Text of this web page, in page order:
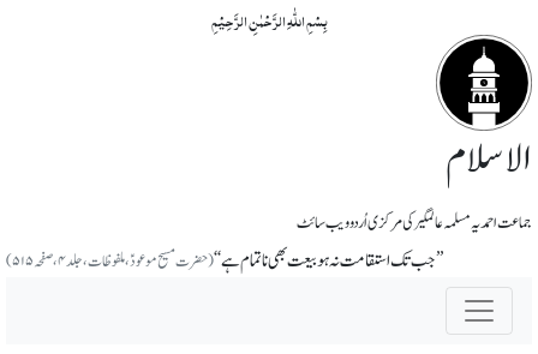
بِسۡمِ اللّٰہِ الرَّحۡمٰنِ الرَّحِیۡمِ
الاسلام
جماعت احمدیہ مسلمہ عالمگیر کی مرکزی اُردو ویب سائٹ
’’جب تک استقامت نہ ہو بیعت بھی ناتمام ہے‘‘(حضرت مسیح موعودؑ، ملفوظات، جلد ۴، صفحہ ۵۱۵)